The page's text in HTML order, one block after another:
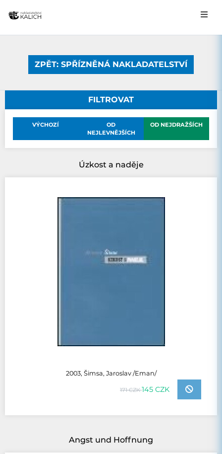
ZPĚT: SPŘÍZNĚNÁ NAKLADATELSTVÍ
FILTROVAT
VÝCHOZÍ
OD
NEJLEVNĚJŠÍCH
OD NEJDRAŽŠÍCH
Úzkost a naděje
2003, Šimsa, Jaroslav /Eman/
171 CZK145 CZK
Angst und Hoffnung